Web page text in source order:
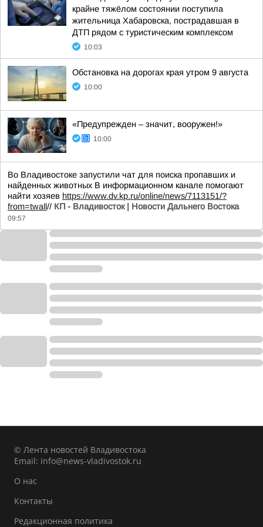
крайне тяжёлом состоянии поступила
жительница Хабаровска, пострадавшая в
ДТП рядом с туристическим комплексом
10:03
Обстановка на дорогах края утром 9 августа
10:00
«Предупрежден – значит, вооружен!»
10:00
Во Владивостоке запустили чат для поиска пропавших и
найденных животных В информационном канале помогают
найти хозяев https://www.dv.kp.ru/online/news/7113151/?
from=twall// КП - Владивосток | Новости Дальнего Востока
09:57
© Лента новостей Владивостока
Email: info@news-vladivostok.ru
О нас
Контакты
Редакционная политика